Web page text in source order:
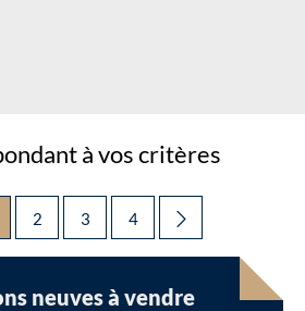
à vos critères
2 3 4
neuves à vendre